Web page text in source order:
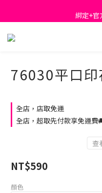
首
綁定+官
出清
76030平口印
全店，店取免運
全店，超取先付款享免運費
查
NT$590
顏色